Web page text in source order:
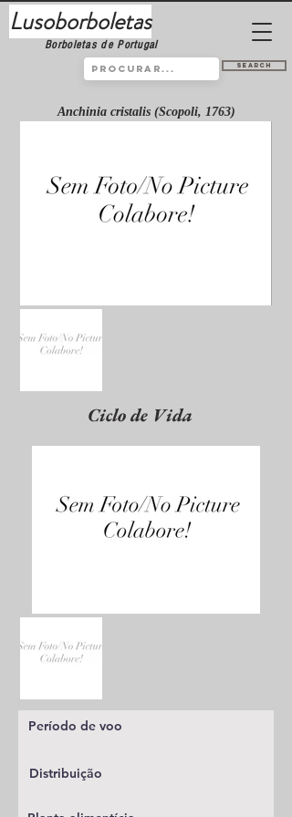
Lusoborboletas
Borboletas de Portugal
Search
Anchinia cristalis (Scopoli, 1763)
Ciclo de Vida
Período de voo
Distribuição